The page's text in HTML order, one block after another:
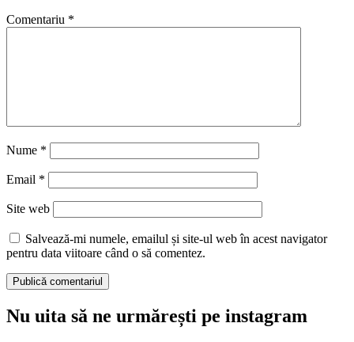
Comentariu *
Nume *
Email *
Site web
Salvează-mi numele, emailul și site-ul web în acest navigator
pentru data viitoare când o să comentez.
Nu uita să ne urmărești pe instagram